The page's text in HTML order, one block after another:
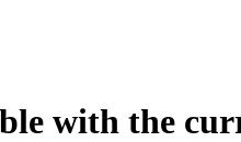
with the